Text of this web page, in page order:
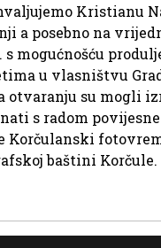
Kristianu
a posebno na
mogućnošću
u vlasništvu
otvaranju su mogli
s radom
Korčulanski
baštini Korčule.